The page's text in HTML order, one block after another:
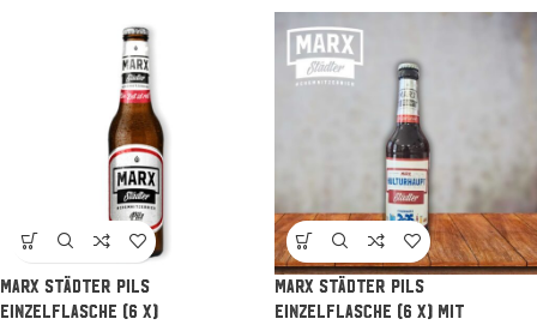
MARX Städter Pils
Einzelflasche (6 x)
MARX Städter Pils
Einzelflasche (6 x) mit